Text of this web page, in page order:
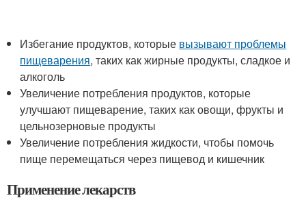
Избегание продуктов, которые вызывают проблемы
пищеварения, таких как жирные продукты, сладкое и
алкоголь
Увеличение потребления продуктов, которые
улучшают пищеварение, таких как овощи, фрукты и
цельнозерновые продукты
Увеличение потребления жидкости, чтобы помочь
пище перемещаться через пищевод и кишечник
Применение лекарств